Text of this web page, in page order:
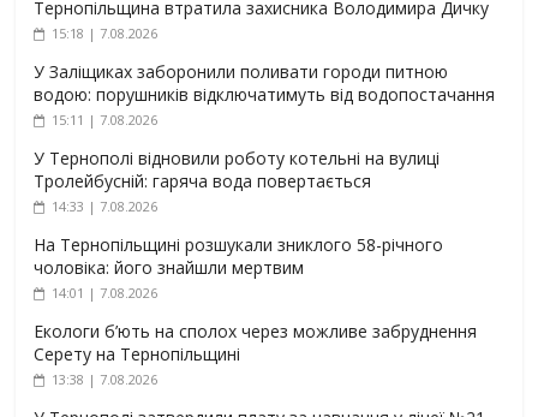
Тернопільщина втратила захисника Володимира Дичку
15:18 | 7.08.2026
У Заліщиках заборонили поливати городи питною
водою: порушників відключатимуть від водопостачання
15:11 | 7.08.2026
У Тернополі відновили роботу котельні на вулиці
Тролейбусній: гаряча вода повертається
14:33 | 7.08.2026
На Тернопільщині розшукали зниклого 58-річного
чоловіка: його знайшли мертвим
14:01 | 7.08.2026
Екологи б’ють на сполох через можливе забруднення
Серету на Тернопільщині
13:38 | 7.08.2026